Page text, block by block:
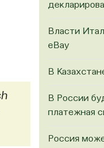
Власти
eBay
В
В России
платежная
Россия